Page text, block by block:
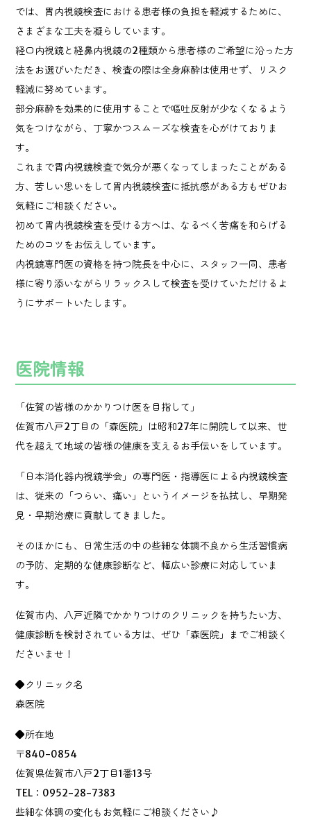
では、胃内視鏡検査における患者様の負担を軽減するために、
さまざまな工夫を凝らしています。
経口内視鏡と経鼻内視鏡の2種類から患者様のご希望に沿った方
法をお選びいただき、検査の際は全身麻酔は使用せず、リスク
軽減に努めています。
部分麻酔を効果的に使用することで嘔吐反射が少なくなるよう
気をつけながら、丁寧かつスムーズな検査を心がけておりま
す。
これまで胃内視鏡検査で気分が悪くなってしまったことがある
方、苦しい思いをして胃内視鏡検査に抵抗感がある方もぜひお
気軽にご相談ください。
初めて胃内視鏡検査を受ける方へは、なるべく苦痛を和らげる
ためのコツをお伝えしています。
内視鏡専門医の資格を持つ院長を中心に、スタッフ一同、患者
様に寄り添いながらリラックスして検査を受けていただけるよ
うにサポートいたします。
医院情報
「佐賀の皆様のかかりつけ医を目指して」
佐賀市八戸2丁目の「森医院」は昭和27年に開院して以来、世
代を超えて地域の皆様の健康を支えるお手伝いをしています。
「日本消化器内視鏡学会」の専門医・指導医による内視鏡検査
は、従来の「つらい、痛い」というイメージを払拭し、早期発
見・早期治療に貢献してきました。
そのほかにも、日常生活の中の些細な体調不良から生活習慣病
の予防、定期的な健康診断など、幅広い診療に対応していま
す。
佐賀市内、八戸近隣でかかりつけのクリニックを持ちたい方、
健康診断を検討されている方は、ぜひ「森医院」までご相談く
ださいませ！
◆クリニック名
森医院
◆所在地
〒840-0854
佐賀県佐賀市八戸2丁目1番13号
TEL：0952-28-7383
些細な体調の変化もお気軽にご相談ください♪